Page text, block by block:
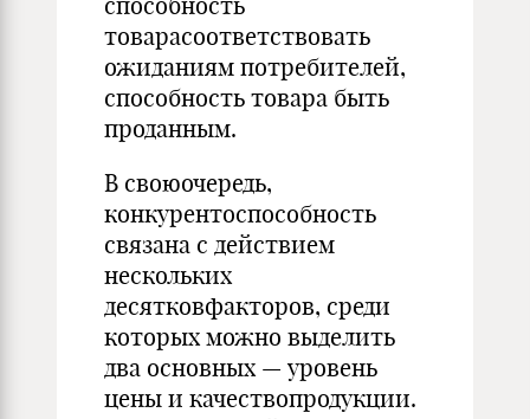
товарасоответствовать
ожиданиям потребителей,
способность товара быть
проданным.
В своюочередь,
конкурентоспособность
связана с действием
нескольких
десятковфакторов, среди
которых можно выделить
два основных — уровень
цены и качествопродукции.